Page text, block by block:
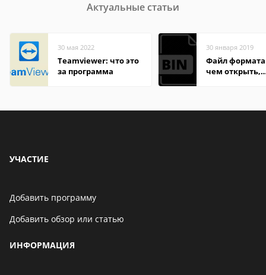
Актуальные статьи
30 мая 2022
Teamviewer: что это
за программа
30 января 2019
Файл формата
чем открыть,
УЧАСТИЕ
Добавить программу
Добавить обзор или статью
ИНФОРМАЦИЯ